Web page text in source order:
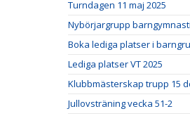
Turndagen 11 maj 2025
Nybörjargrupp
Boka lediga platser i
Lediga platser VT 2025
Klubbmästerskap trupp 15
Jullovsträning vecka 51-2